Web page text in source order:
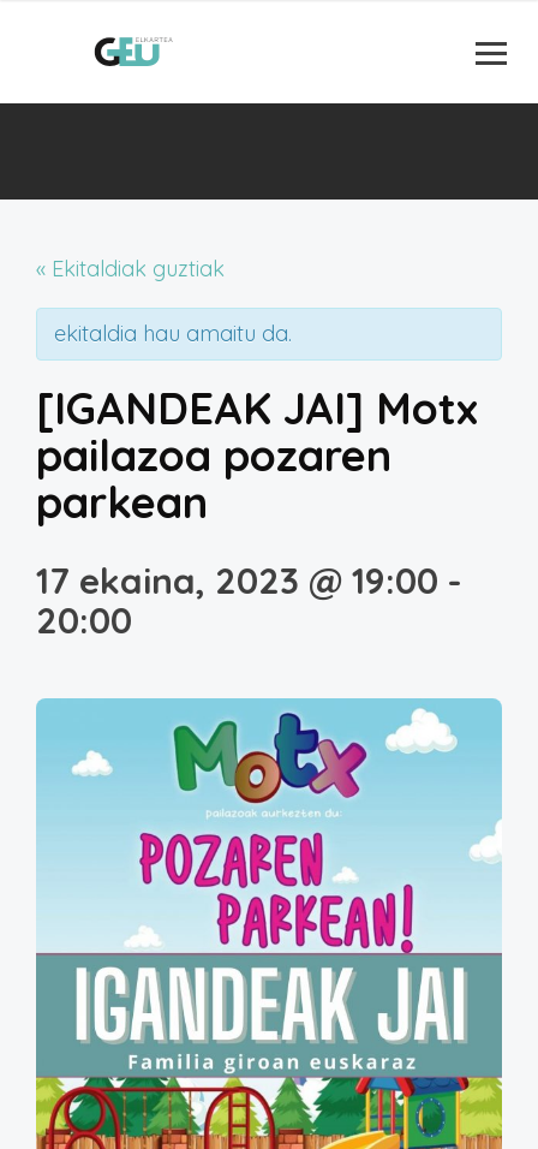
« Ekitaldiak guztiak
ekitaldia hau amaitu da.
[IGANDEAK JAI] Motx
pailazoa pozaren
parkean
17 ekaina, 2023 @ 19:00 -
20:00